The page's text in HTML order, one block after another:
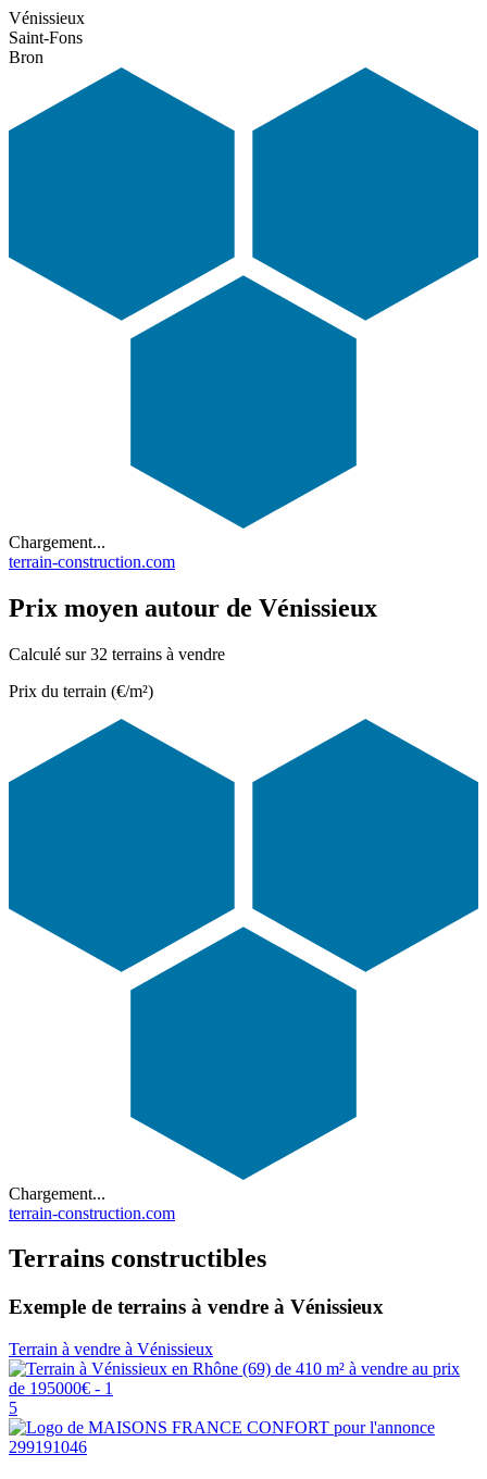
Vénissieux
Saint-Fons
Bron
Chargement...
terrain-construction.com
Prix moyen autour de Vénissieux
Calculé sur 32 terrains à vendre
Prix du terrain (€/m²)
Chargement...
terrain-construction.com
Terrains constructibles
Exemple de terrains à vendre à Vénissieux
Terrain à vendre à Vénissieux
5